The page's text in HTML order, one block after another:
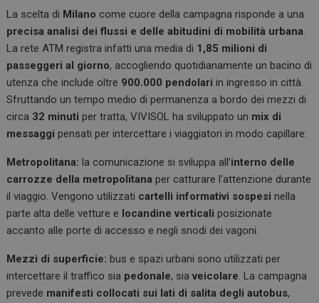
La scelta di Milano come cuore della campagna risponde a una
precisa analisi dei flussi e delle abitudini di mobilità urbana.
La rete ATM registra infatti una media di 1,85 milioni di
passeggeri al giorno, accogliendo quotidianamente un bacino di
utenza che include oltre 900.000 pendolari in ingresso in città.
Sfruttando un tempo medio di permanenza a bordo dei mezzi di
circa 32 minuti per tratta, VIVISOL ha sviluppato un mix di
messaggi pensati per intercettare i viaggiatori in modo capillare:
Metropolitana: la comunicazione si sviluppa all’interno delle
carrozze della metropolitana per catturare l’attenzione durante
il viaggio. Vengono utilizzati cartelli informativi sospesi nella
parte alta delle vetture e locandine verticali posizionate
accanto alle porte di accesso e negli snodi dei vagoni.
Mezzi di superficie: bus e spazi urbani sono utilizzati per
intercettare il traffico sia pedonale, siaveicolare. La campagna
prevede manifesti collocati sui lati di salita degli autobus,